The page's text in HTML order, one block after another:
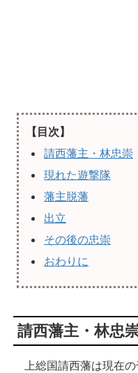
【目次】
請西藩主・林忠崇
現れた遊撃隊
藩主脱藩
出立
その後の忠崇
おわりに
請西藩主・林忠
上総国請西藩は現在の